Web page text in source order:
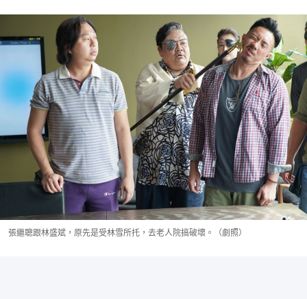
張繼聰跟林盛斌，原先是受林雪所托，去老人院搞破壞。（劇照）